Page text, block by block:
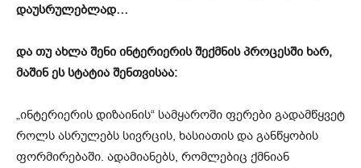
დაუსრულებლად…
და თუ ახლა შენი ინტერიერის შექმნის პროცესში ხარ,
მაშინ ეს სტატია შენთვისაა:
„ინტერიერის დიზაინის“ სამყაროში ფერები გადამწყვეტ
როლს ასრულებს სივრცის, ხასიათის და განწყობის
ფორმირებაში. ადამიანებს, რომლებიც ქმნიან